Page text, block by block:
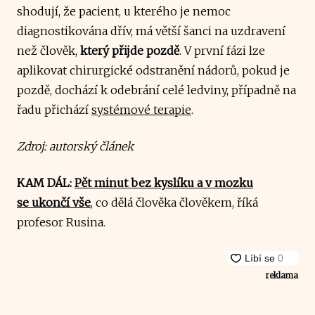
shodují, že pacient, u kterého je nemoc
diagnostikována dřív, má větší šanci na uzdravení
než člověk, který přijde pozdě. V první fázi lze
aplikovat chirurgické odstranění nádorů, pokud je
pozdě, dochází k odebrání celé ledviny, případně na
řadu přichází systémové terapie.
Zdroj: autorský článek
KAM DÁL: Pět minut bez kyslíku a v mozku
se ukončí vše, co dělá člověka člověkem, říká
profesor Rusina.
reklama